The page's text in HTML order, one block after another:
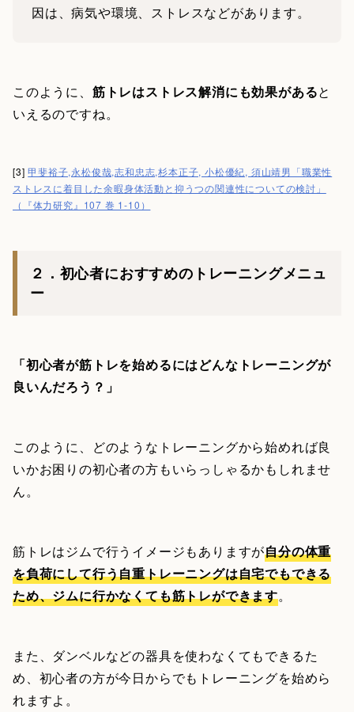
因は、病気や環境、ストレスなどがあります。
このように、 筋トレはストレス解消にも効果があると
いえるのですね。
[3]甲斐裕子,永松俊哉,志和忠志,杉本正子, 小松優紀, 須山靖男「職業性
ストレスに着目した余暇身体活動と抑うつの関連性についての検討」
（『体力研究』107 巻 1-10）
２．初心者におすすめのトレーニングメニュ
ー
「初心者が筋トレを始めるにはどんなトレーニングが
良いんだろう？」
このように、どのようなトレーニングから始めれば良
いかお困りの初心者の方もいらっしゃるかもしれませ
ん。
筋トレはジムで行うイメージもありますが自分の体重
を負荷にして行う自重トレーニングは自宅でもできる
ため、ジムに行かなくても筋トレができます。
また、ダンベルなどの器具を使わなくてもできるた
め、初心者の方が今日からでもトレーニングを始めら
れますよ。